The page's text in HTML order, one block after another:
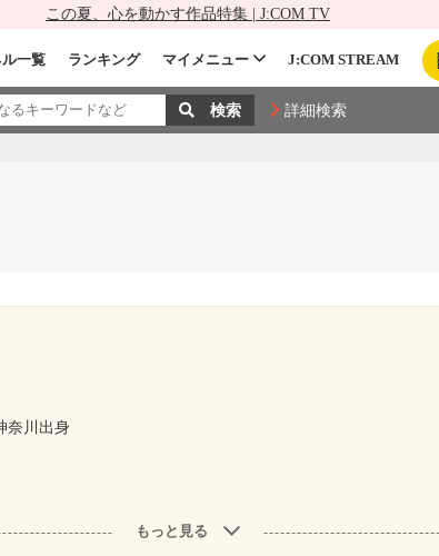
この夏、心を動かす作品特集 | J:COM TV
一覧 ランキング マイメニュー J:COM STREAM
詳細検索
奈川出身
もっと見る